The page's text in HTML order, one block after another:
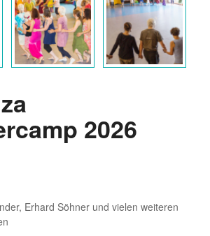
2026
Erhard Söhner und vielen weiteren